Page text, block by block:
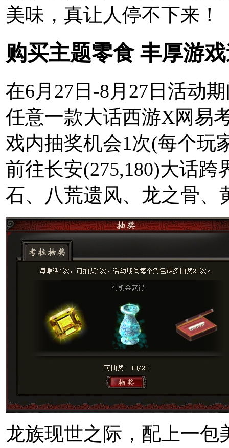
美味，真让人停不下来！
购买主题零食 丰厚游
在6月27日-8月27日活动
任意一款大话西游X网易
戏内抽奖机会1次(每个玩
前往长安(275,180)大话
石、八荒遗风、龙之骨、
龙族现世之际，配上一包